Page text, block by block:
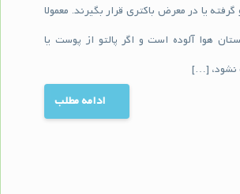
یا در معرض باکتری قرار بگیرند. معمولا
هوا آلوده است و اگر پالتو از پوست یا
نشود، […]
ادامه مطلب